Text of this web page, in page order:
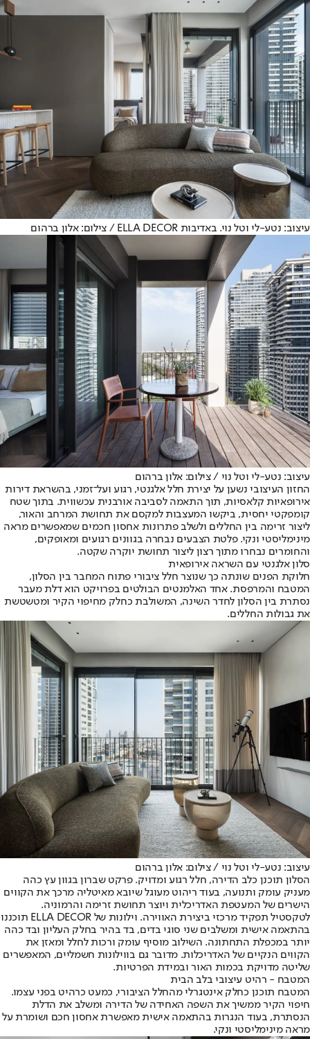
עיצוב: נטע-לי וטל נוי. באדיבות ELLA DECOR / צילום: אלון ברהום
עיצוב: נטע-לי וטל נוי / צילום: אלון ברהום
החזון העיצובי נשען על יצירת חלל אלגנטי, רגוע ועל־זמני, בהשראת דירות
אירופאיות קלאסיות, תוך התאמה לסביבה אורבנית עכשווית. בתוך שטח
קומפקטי יחסית, ביקשו המעצבות למקסם את תחושת המרחב והאור,
ליצור זרימה בין החללים ולשלב פתרונות אחסון חכמים שמאפשרים מראה
מינימליסטי ונקי. פלטת הצבעים נבחרה בגוונים רגועים ומאופקים,
והחומרים נבחרו מתוך רצון ליצור תחושת יוקרה שקטה.
סלון אלגנטי עם השראה אירופאית
חלוקת הפנים שונתה כך שנוצר חלל ציבורי פתוח המחבר בין הסלון,
המטבח והמרפסת. אחד האלמנטים הבולטים בפרויקט הוא דלת מעבר
נסתרת בין הסלון לחדר השינה, המשולבת כחלק מחיפוי הקיר ומטשטשת
את גבולות החללים.
עיצוב: נטע-לי וטל נוי / צילום: אלון ברהום
הסלון תוכנן כלב הדירה, חלל רגוע ומדויק. פרקט שברון בגוון עץ כהה
מעניק עומק ותנועה, בעוד ריהוט מעוגל שיובא מאיטליה מרכך את הקווים
הישרים של המעטפת האדריכלית ויוצר תחושת זרימה והרמוניה.
לטקסטיל תפקיד מרכזי ביצירת האווירה. וילונות של ELLA DECOR תוכננו
בהתאמה אישית ומשלבים שני סוגי בדים, בד בהיר בחלק העליון ובד כהה
יותר במכפלת התחתונה. השילוב מוסיף עומק ורכות לחלל ומאזן את
הקווים הנקיים של האדריכלות. מדובר גם בווילונות חשמליים, המאפשרים
שליטה מדויקת בכמות האור ובמידת הפרטיות.
המטבח - רהיט עיצובי בלב הבית
המטבח תוכנן כחלק אינטגרלי מהחלל הציבורי, כמעט כרהיט בפני עצמו.
חיפוי הקיר ממשיך את השפה האחידה של הדירה ומשלב את הדלת
הנסתרת, בעוד הנגרות בהתאמה אישית מאפשרת אחסון חכם ושומרת על
מראה מינימליסטי ונקי.